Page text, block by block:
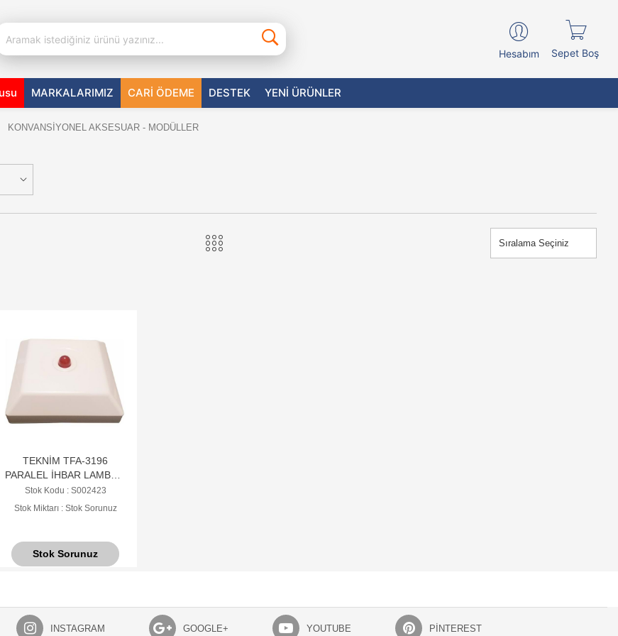
Hesabım Sepet Boş
MARKALARIMIZ CARİ ÖDEME DESTEK YENİ ÜRÜNLER
KONVANSİYONEL AKSESUAR - MODÜLLER
TEKNİM TFA-3196
PARALEL İHBAR LAMBASI
(KONVANSİYONEL
DEDEKTÖRLER İCİN)
Stok Kodu : S002423
Stok Miktarı : Stok Sorunuz
Stok Sorunuz
INSTAGRAM GOOGLE+ YOUTUBE PINTEREST